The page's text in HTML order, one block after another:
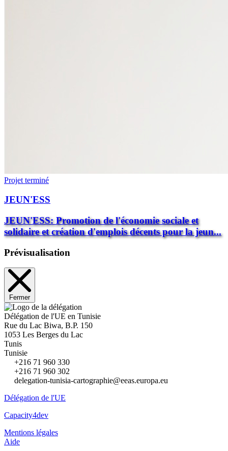
Projet terminé
JEUN'ESS
JEUN'ESS: Promotion de l'économie sociale et
solidaire et création d'emplois décents pour la jeun...
Prévisualisation
Fermer
Délégation de l'UE en Tunisie
Rue du Lac Biwa, B.P. 150
1053 Les Berges du Lac
Tunis
Tunisie
+216 71 960 330
+216 71 960 302
delegation-tunisia-cartographie@eeas.europa.eu
Délégation de l'UE
Capacity4dev
Mentions légales
Aide